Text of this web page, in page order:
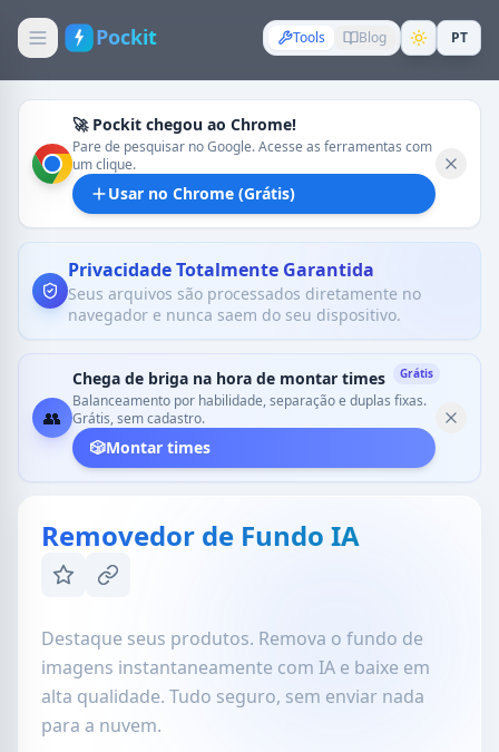
Pockit Tools Blog PT
🚀 Pockit chegou ao Chrome!
Pare de pesquisar no Google. Acesse as ferramentas com
um clique.
Usar no Chrome (Grátis)
Privacidade Totalmente Garantida
Seus arquivos são processados diretamente no
navegador e nunca saem do seu dispositivo.
Grátis
👥
Chega de briga na hora de montar times
Balanceamento por habilidade, separação e duplas fixas.
Grátis, sem cadastro.
🎲Montar times
Removedor de Fundo IA
Destaque seus produtos. Remova o fundo de
imagens instantaneamente com IA e baixe em
alta qualidade. Tudo seguro, sem enviar nada
para a nuvem.